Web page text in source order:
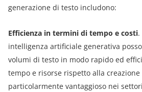
generazione di testo includono:
Efficienza in termini di tempo e costi
intelligenza artificiale generativa
volumi di testo in modo rapido ed
tempo e risorse rispetto alla creazione
particolarmente vantaggioso nei